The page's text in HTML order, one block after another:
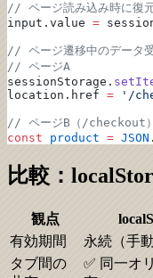
// ページ読み込み時に復
input.value =
// ページ遷移中のデータ
// ページA
sessionStorage.
location.href = '/
// ページB（/checkout）
const product = JSON .
比較：
観点
有効期間
永続（手
タブ間の
✅ 同一オ